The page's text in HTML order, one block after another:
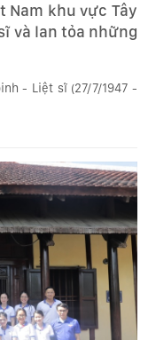
Nam khu vực Tây
và lan tỏa những
- Liệt sĩ (27/7/1947 -